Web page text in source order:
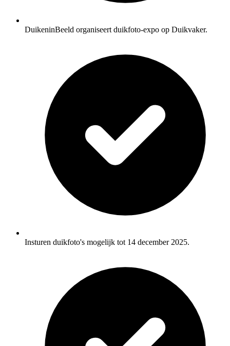
DuikeninBeeld organiseert duikfoto-expo op Duikvaker.
Insturen duikfoto's mogelijk tot 14 december 2025.